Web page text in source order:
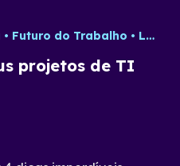
Futuro do Trabalho LGPD
projetos de TI